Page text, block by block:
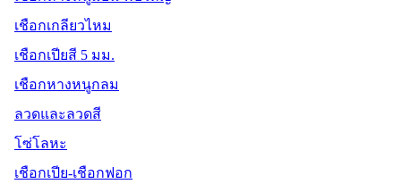
เชือกเกลียวไหม
เชือกเปียสี 5 มม.
เชือกหางหนูกลม
ลวดและลวดสี
โซ่โลหะ
เชือกเปีย-เชือกฟอก